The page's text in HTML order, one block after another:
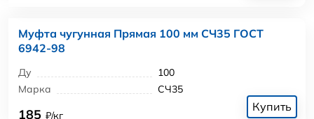
Муфта чугунная Прямая 100 мм СЧ35 ГОСТ
6942-98
Ду
100
Марка
СЧ35
185 ₽/кг
Купить